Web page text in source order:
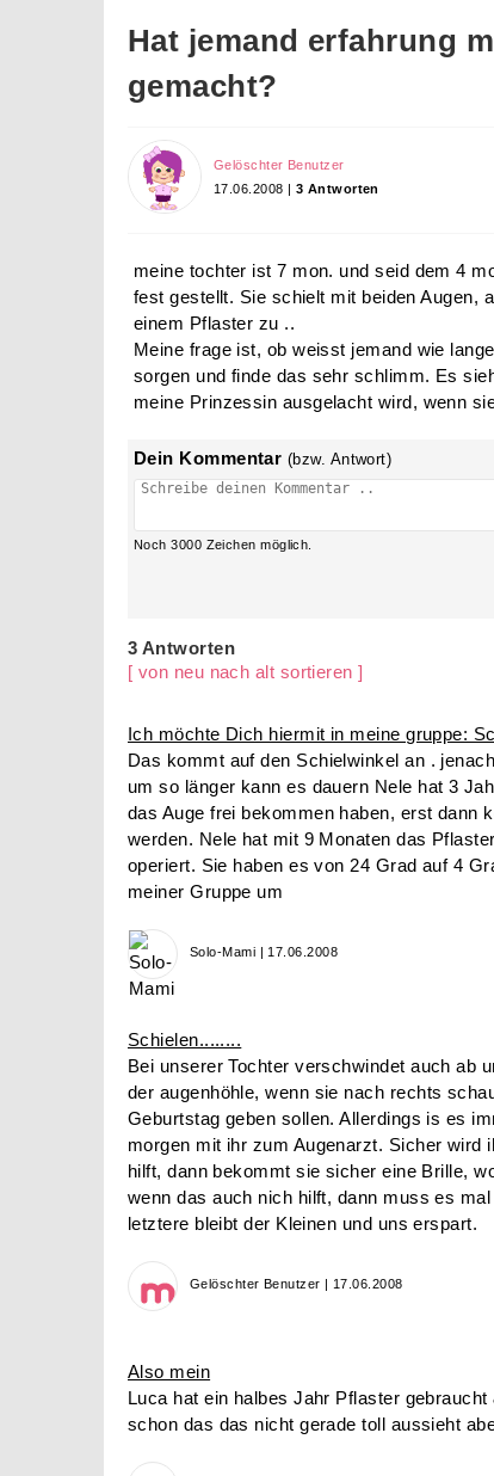
Hat jemand erfahrung
gemacht?
Gelöschter Benutzer
17.06.2008 | 3 Antworten
meine tochter ist 7 mon. und seid dem 4
fest gestellt. Sie schielt mit beiden Augen,
einem Pflaster zu ..
Meine frage ist, ob weisst jemand wie
sorgen und finde das sehr schlimm. Es
meine Prinzessin ausgelacht wird, wenn
Dein Kommentar (bzw. Antwort)
Noch3000 Zeichen möglich.
3 Antworten
[ von neu nach alt sortieren ]
Ich möchte Dich hiermit in meine gruppe:
Das kommt auf den Schielwinkel an .
um so länger kann es dauern Nele hat 3
das Auge frei bekommen haben, erst dann
werden. Nele hat mit 9 Monaten das
operiert. Sie haben es von 24 Grad auf 4
meiner Gruppe um
Solo-Mami | 17.06.2008
Schielen........
Bei unserer Tochter verschwindet auch ab
der augenhöhle, wenn sie nach rechts
Geburtstag geben sollen. Allerdings is es
morgen mit ihr zum Augenarzt. Sicher wird
hilft, dann bekommt sie sicher eine Brille,
wenn das auch nich hilft, dann muss es
letztere bleibt der Kleinen und uns erspart.
Gelöschter Benutzer | 17.06.2008
Also mein
Luca hat ein halbes Jahr Pflaster
schon das das nicht gerade toll aussieht